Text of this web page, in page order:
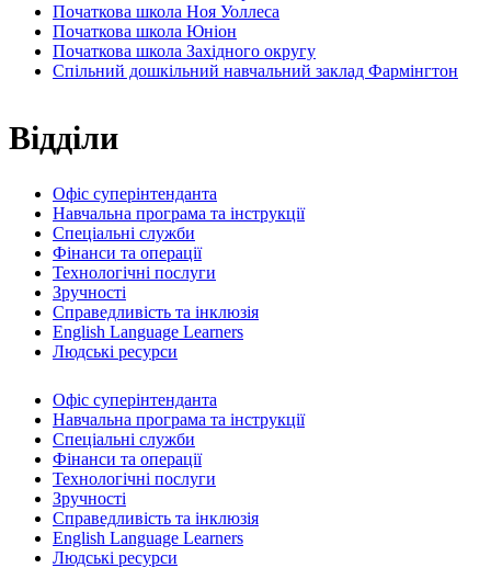
Початкова школа Ноя Уоллеса
Початкова школа Юніон
Початкова школа Західного округу
Спільний дошкільний навчальний заклад Фармінгтон
Відділи
Офіс суперінтенданта
Навчальна програма та інструкції
Спеціальні служби
Фінанси та операції
Технологічні послуги
Зручності
Справедливість та інклюзія
English Language Learners
Людські ресурси
Офіс суперінтенданта
Навчальна програма та інструкції
Спеціальні служби
Фінанси та операції
Технологічні послуги
Зручності
Справедливість та інклюзія
English Language Learners
Людські ресурси